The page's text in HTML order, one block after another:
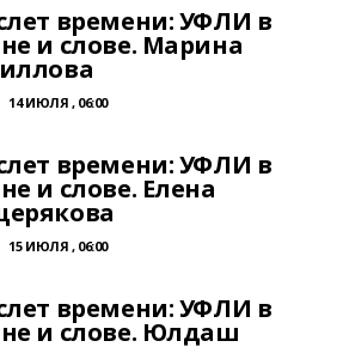
времени: УФЛИ в
и слове. Марина
14 ИЮЛЯ , 06:00
времени: УФЛИ в
и слове. Елена
15 ИЮЛЯ , 06:00
времени: УФЛИ в
и слове. Юлдаш